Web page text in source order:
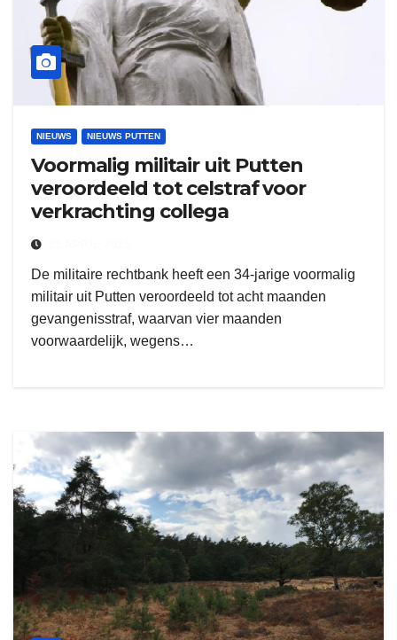
NIEUWS NIEUWS PUTTEN
Voormalig militair uit Putten
veroordeeld tot celstraf voor
verkrachting collega
De militaire rechtbank heeft een 34-jarige voormalig
militair uit Putten veroordeeld tot acht maanden
gevangenisstraf, waarvan vier maanden
voorwaardelijk, wegens…